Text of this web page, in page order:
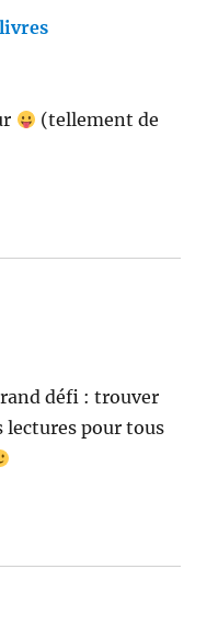
(tellement de
défi : trouver
lectures pour tous